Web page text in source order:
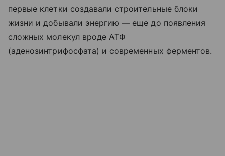
первые клетки создавали строительные блоки
жизни и добывали энергию — еще до появления
сложных молекул вроде АТФ
(аденозинтрифосфата) и современных ферментов.